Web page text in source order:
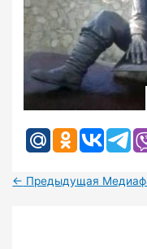
← Предыдущая